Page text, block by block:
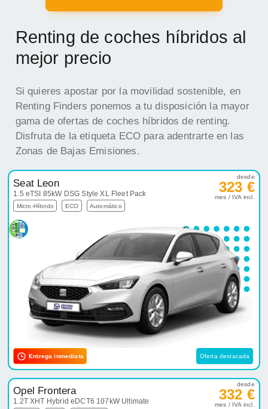
Renting de coches híbridos al
mejor precio
Si quieres apostar por la movilidad sostenible, en
Renting Finders ponemos a tu disposición la mayor
gama de ofertas de coches híbridos de renting.
Disfruta de la etiqueta ECO para adentrarte en las
Zonas de Bajas Emisiones.
Seat Leon
1.5 eTSI 85kW DSG Style XL Fleet Pack
Micro-Híbrido ECO Automático
desde
323 €
mes / IVA incl.
Entrega inmediata Oferta destacada
Opel Frontera
1.2T XHT Hybrid eDCT6 107kW Ultimate
desde
332 €
mes / IVA incl.